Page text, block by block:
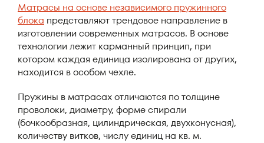
Матрасы на основе независимого пружинного
блока представляют трендовое направление в
изготовлении современных матрасов. В основе
технологии лежит карманный принцип, при
котором каждая единица изолирована от других,
находится в особом чехле.
Пружины в матрасах отличаются по толщине
проволоки, диаметру, форме спирали
(бочкообразная, цилиндрическая, двухконусная),
количеству витков, числу единиц на кв. м.